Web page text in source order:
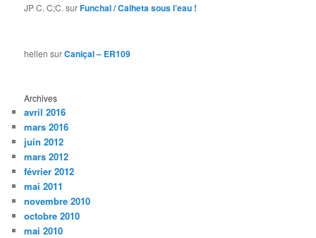
JP C. C;C. surFunchal / Calheta sous l’eau !
hellen surCaniçal – ER109
Archives
avril 2016
mars 2016
juin 2012
mars 2012
février 2012
mai 2011
novembre 2010
octobre 2010
mai 2010